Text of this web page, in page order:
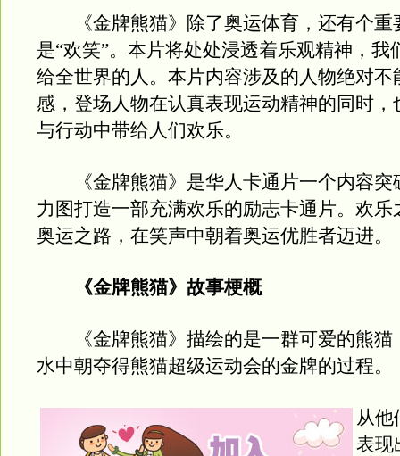
《金牌熊猫》除了奥运体育，还有个重
是“欢笑”。本片将处处浸透着乐观精神，我
给全世界的人。本片内容涉及的人物绝对不
感，登场人物在认真表现运动精神的同时，
与行动中带给人们欢乐。
《金牌熊猫》是华人卡通片一个内容突
力图打造一部充满欢乐的励志卡通片。欢乐
奥运之路，在笑声中朝着奥运优胜者迈进。
《金牌熊猫》故事梗概
《金牌熊猫》描绘的是一群可爱的熊猫
水中朝夺得熊猫超级运动会的金牌的过程。
从他
表现